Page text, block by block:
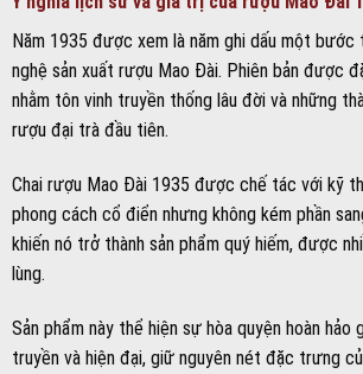
Năm 1935 được xem là năm ghi dấu một
nghệ sản xuất rượu Mao Đài. Phiên bản được
nhằm tôn vinh truyền thống lâu đời và những
rượu đại trà đầu tiên.
Chai rượu Mao Đài 1935 được chế tác với kỹ
phong cách cổ điển nhưng không kém phần
khiến nó trở thành sản phẩm quý hiếm, được
lùng.
Sản phẩm này thể hiện sự hòa quyện hoàn hảo
truyền và hiện đại, giữ nguyên nét đặc trưng